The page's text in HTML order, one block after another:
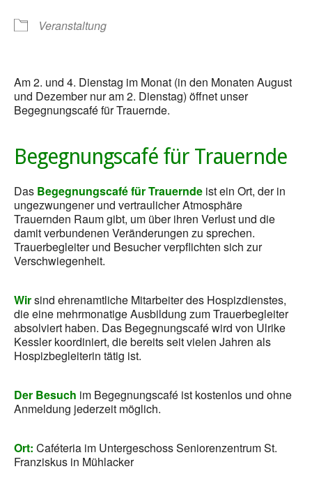
Veranstaltung
Am 2. und 4. Dienstag im Monat (in den Monaten August
und Dezember nur am 2. Dienstag) öffnet unser
Begegnungscafé für Trauernde.
Begegnungscafé für Trauernde
Das Begegnungscafé für Trauernde ist ein Ort, der in
ungezwungener und vertraulicher Atmosphäre
Trauernden Raum gibt, um über ihren Verlust und die
damit verbundenen Veränderungen zu sprechen.
Trauerbegleiter und Besucher verpflichten sich zur
Verschwiegenheit.
Wirsind ehrenamtliche Mitarbeiter des Hospizdienstes,
die eine mehrmonatige Ausbildung zum Trauerbegleiter
absolviert haben. Das Begegnungscafé wird von Ulrike
Kessler koordiniert, die bereits seit vielen Jahren als
Hospizbegleiterin tätig ist.
Der Besuch im Begegnungscafé ist kostenlos und ohne
Anmeldung jederzeit möglich.
Ort: Caféteria im Untergeschoss Seniorenzentrum St.
Franziskus in Mühlacker